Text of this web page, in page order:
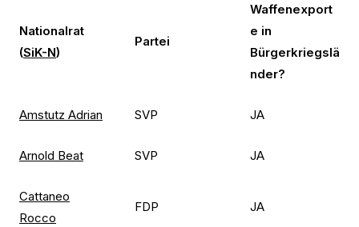
Nationalrat
(SiK-N)
Partei
Waffenexport
e in
Bürgerkriegslä
nder?
Amstutz Adrian SVP JA
Arnold Beat SVP JA
Cattaneo
Rocco
FDP JA